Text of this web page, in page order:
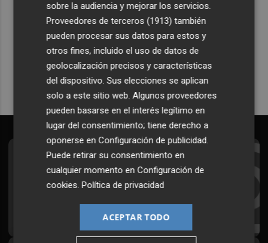
Recibe toda la actualidad de
Plaza Podcast en tu correo
Quiero suscribirme
Suscríbete al Boletín
Todos los días a primera hora en tu email
sobre la audiencia y mejorar los servicios.
Proveedores de terceros (1913) también
pueden procesar sus datos para estos y
otros fines, incluido el uso de datos de
geolocalización precisos y características
del dispositivo. Sus elecciones se aplican
solo a este sitio web. Algunos proveedores
pueden basarse en el interés legítimo en
lugar del consentimiento; tiene derecho a
oponerse enConfiguración de publicidad.
Puede retirar su consentimiento en
cualquier momento enConfiguración de
cookies.Política de privacidad
ACEPTAR TODO